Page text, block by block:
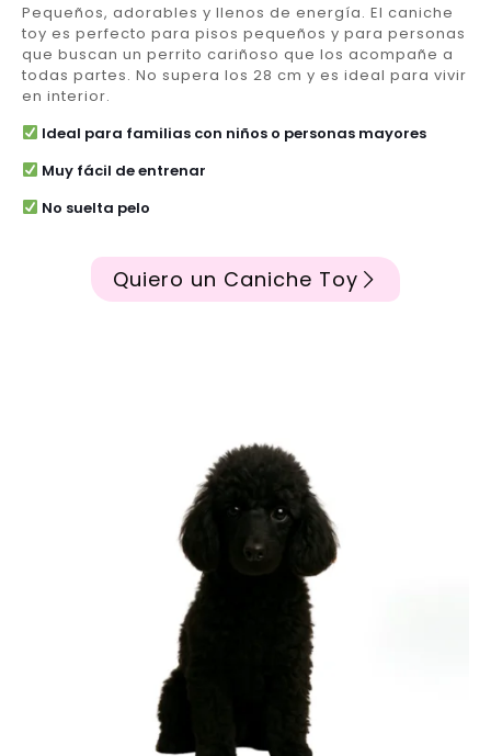
Pequeños, adorables y llenos de energía. El caniche
toy es perfecto para pisos pequeños y para personas
que buscan un perrito cariñoso que los acompañe a
todas partes. No supera los 28 cm y es ideal para vivir
en interior.
Ideal para familias con niños o personas mayores
Muy fácil de entrenar
No suelta pelo
Quiero un Caniche Toy